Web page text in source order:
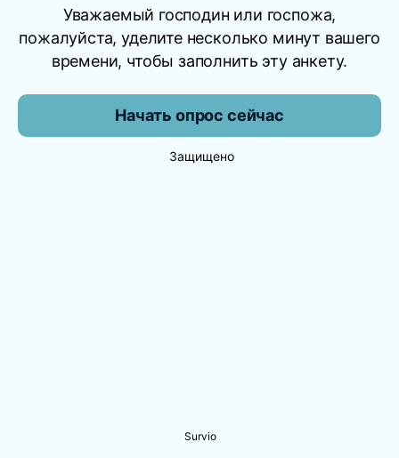
Уважаемый господин или госпожа,
пожалуйста, уделите несколько минут вашего
времени, чтобы заполнить эту анкету.
Начать опрос сейчас
Защищено
Survio